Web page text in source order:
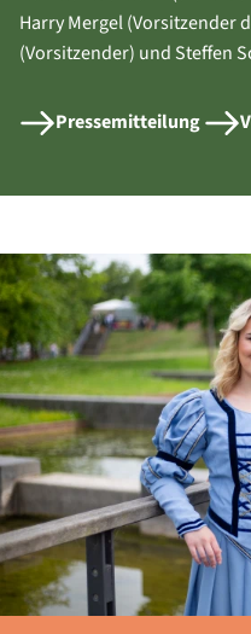
Harry Mergel (Vorsitzender
(Vorsitzender) und Steffen
Pressemitteilung